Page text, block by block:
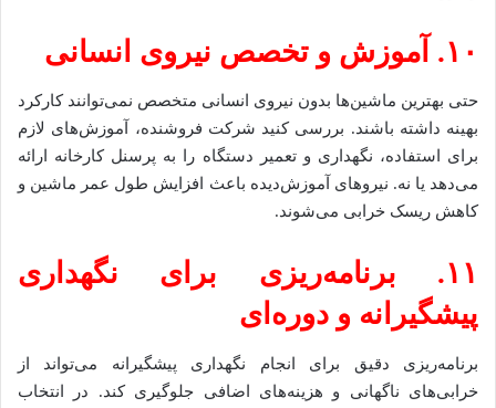
۱۰. آموزش و تخصص نیروی انسانی
حتی بهترین ماشین‌ها بدون نیروی انسانی متخصص نمی‌توانند کارکرد
بهینه داشته باشند. بررسی کنید شرکت فروشنده، آموزش‌های لازم
برای استفاده، نگهداری و تعمیر دستگاه را به پرسنل کارخانه ارائه
می‌دهد یا نه. نیروهای آموزش‌دیده باعث افزایش طول عمر ماشین و
کاهش ریسک خرابی می‌شوند.
۱۱. برنامه‌ریزی برای نگهداری
پیشگیرانه و دوره‌ای
برنامه‌ریزی دقیق برای انجام نگهداری پیشگیرانه می‌تواند از
خرابی‌های ناگهانی و هزینه‌های اضافی جلوگیری کند. در انتخاب